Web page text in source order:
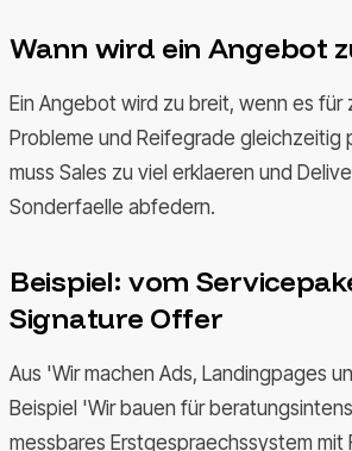
Wann wird ein Angebot
Ein Angebot wird zu breit, wenn es für
Probleme und Reifegrade gleichzeitig
muss Sales zu viel erklaeren und
Sonderfaelle abfedern.
Beispiel: vom
Signature Offer
Aus 'Wir machen Ads, Landingpages
Beispiel 'Wir bauen für
messbares Erstgespraechssystem mit